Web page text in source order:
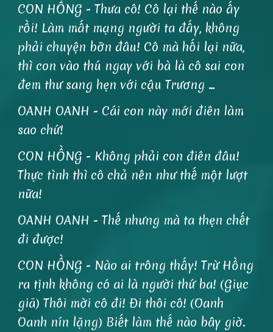
CON HỒNG - Thưa cô! Cô lại thế nào ấy
rồi! Làm mất mạng người ta đấy, không
phải chuyện bỡn đâu! Cô mà hối lại nữa,
thì con vào thú ngay với bà là cô sai con
đem thư sang hẹn với cậu Trương …
OANH OANH - Cái con này mới điên làm
sao chứ!
CON HỒNG - Không phải con điên đâu!
Thực tình thì cô chả nên như thế một lượt
nữa!
OANH OANH - Thế nhưng mà ta thẹn chết
đi được!
CON HỒNG - Nào ai trông thấy! Trừ Hồng
ra tịnh không có ai là người thứ ba! (Giục
giã) Thôi mời cô đi! Đi thôi cô! (Oanh
Oanh nín lặng) Biết làm thế nào bây giờ.